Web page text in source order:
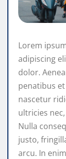
Lorem
adipiscing
dolor.
penatibus
nascetur
ultricies
Nulla
justo,
arcu. In